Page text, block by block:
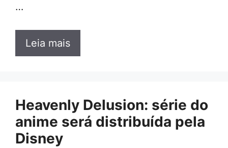
…
Leia mais
Heavenly Delusion: série do
anime será distribuída pela
Disney